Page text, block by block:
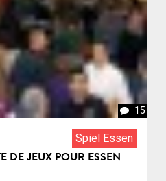
15
Spiel Essen
DE JEUX POUR ESSEN